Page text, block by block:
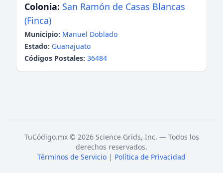
Colonia: San Ramón de Casas Blancas
(Finca)
Municipio: Manuel Doblado
Estado: Guanajuato
Códigos Postales: 36484
TuCódigo.mx © 2026 Science Grids, Inc. — Todos los
derechos reservados.
Términos de Servicio | Política de Privacidad